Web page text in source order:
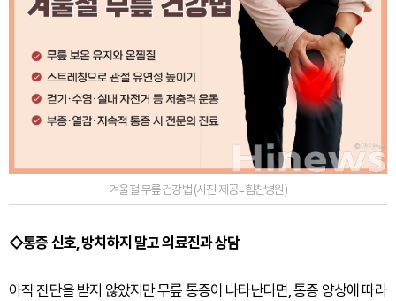
겨울철 무릎 건강법 (사진 제공=힘찬병원)
◇통증 신호, 방치하지 말고 의료진과 상담
아직 진단을 받지 않았지만 무릎 통증이 나타난다면, 통증 양상에 따라